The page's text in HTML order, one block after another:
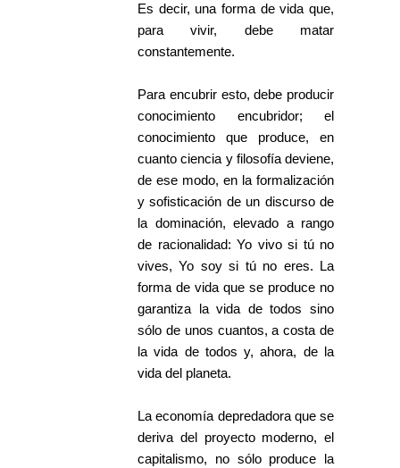
Es decir, una forma de vida que,
para vivir, debe matar
constantemente.
Para encubrir esto, debe producir
conocimiento encubridor; el
conocimiento que produce, en
cuanto ciencia y filosofía deviene,
de ese modo, en la formalización
y sofisticación de un discurso de
la dominación, elevado a rango
de racionalidad: Yo vivo si tú no
vives, Yo soy si tú no eres. La
forma de vida que se produce no
garantiza la vida de todos sino
sólo de unos cuantos, a costa de
la vida de todos y, ahora, de la
vida del planeta.
La economía depredadora que se
deriva del proyecto moderno, el
capitalismo, no sólo produce la